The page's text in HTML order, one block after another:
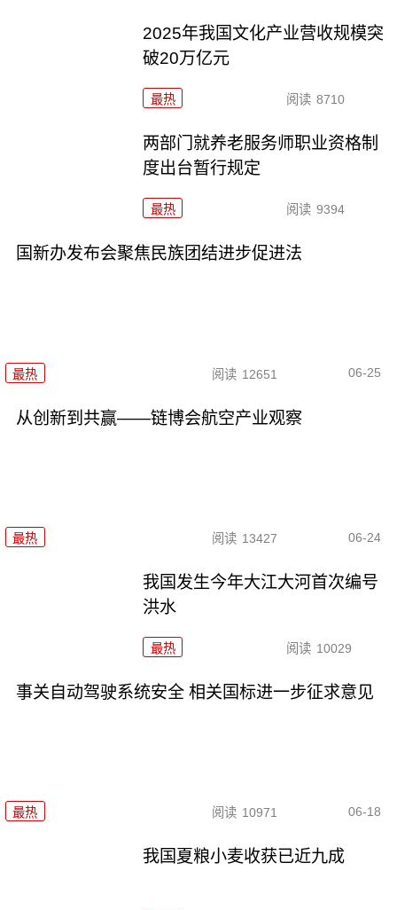
2025年我国文化产业营收规模突
破20万亿元
最热 阅读 8710
两部门就养老服务师职业资格制
度出台暂行规定
最热 阅读 9394
国新办发布会聚焦民族团结进步促进法
最热 阅读 12651 06-25
从创新到共赢——链博会航空产业观察
最热 阅读 13427 06-24
我国发生今年大江大河首次编号
洪水
最热 阅读 10029
事关自动驾驶系统安全 相关国标进一步征求意见
最热 阅读 10971 06-18
我国夏粮小麦收获已近九成